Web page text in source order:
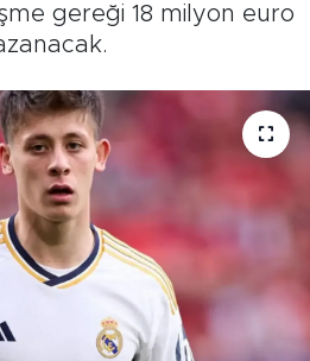
gereği 18 milyon euro